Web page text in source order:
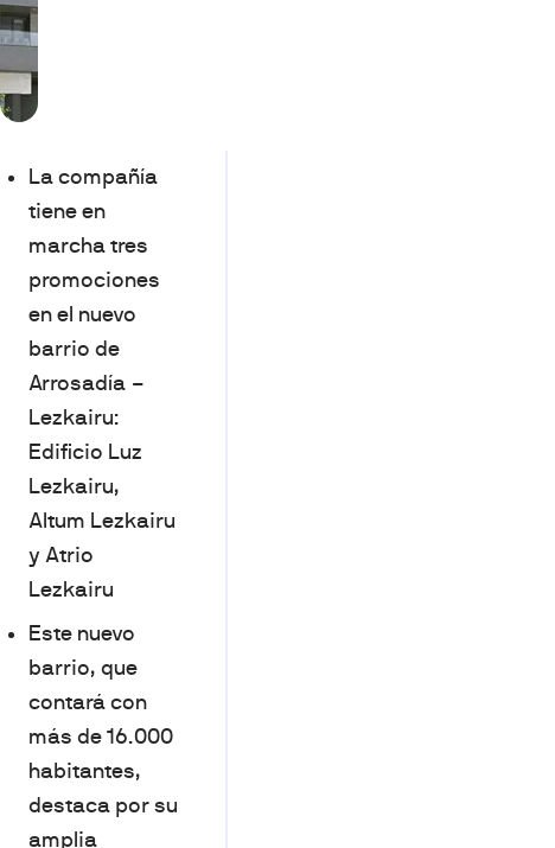
La compañía
tiene en
marcha tres
promociones
en el nuevo
barrio de
Arrosadía –
Lezkairu:
Edificio Luz
Lezkairu,
Altum Lezkairu
y Atrio
Lezkairu
Este nuevo
barrio, que
contará con
más de 16.000
habitantes,
destaca por su
amplia